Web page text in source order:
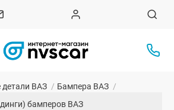
детали ВАЗ / Бампера ВАЗ /
бамперов ВАЗ